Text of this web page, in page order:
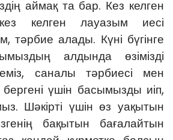
аймақ та бар. Кез келген
келген лауазым иесі
тәрбие алады. Күні бүгінге
алдында өзімізді
саналы тәрбиесі мен
үшін басымызды иіп,
Шәкірті үшін өз уақытын
бақытын бағалайтын